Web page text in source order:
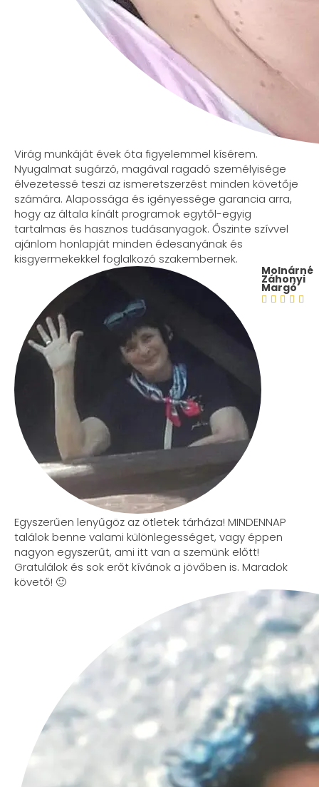
Virág munkáját évek óta figyelemmel kísérem.
Nyugalmat sugárzó, magával ragadó személyisége
élvezetessé teszi az ismeretszerzést minden követője
számára. Alapossága és igényessége garancia arra,
hogy az általa kínált programok egytől-egyig
tartalmas és hasznos tudásanyagok. Őszinte szívvel
ajánlom honlapját minden édesanyának és
kisgyermekekkel foglalkozó szakembernek.
Molnárné
Záhonyi
Margó
    
Egyszerűen lenyűgöz az ötletek tárháza! MINDENNAP
találok benne valami különlegességet, vagy éppen
nagyon egyszerűt, ami itt van a szemünk előtt!
Gratulálok és sok erőt kívánok a jövőben is. Maradok
követő! 🙂